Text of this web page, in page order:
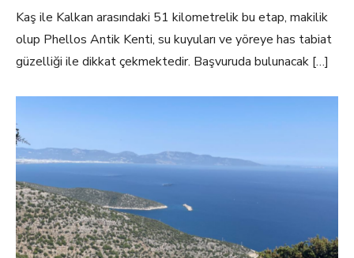
Kaş ile Kalkan arasındaki 51 kilometrelik bu etap, makilik
olup Phellos Antik Kenti, su kuyuları ve yöreye has tabiat
güzelliği ile dikkat çekmektedir. Başvuruda bulunacak […]